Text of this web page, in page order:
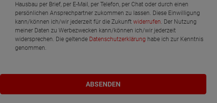
Hausbau per Brief, per E-Mail, per Telefon, per Chat oder durch einen
persönlichen Ansprechpartner zukommen zu lassen. Diese Einwilligung
kann/können ich/wir jederzeit für die Zukunftwiderrufen. Der Nutzung
meiner Daten zu Werbezwecken kann/können ich/wir jederzeit
widersprechen. Die geltende Datenschutzerklärung habe ich zur Kenntnis
genommen.